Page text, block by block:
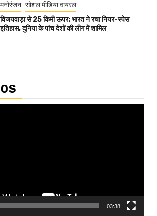
मनोरंजन सोशल मीडिया वायरल
विजयवाड़ा से 25 किमी ऊपर: भारत ने रचा नियर-स्पेस
इतिहास, दुनिया के पांच देशों की लीग में शामिल
03:38